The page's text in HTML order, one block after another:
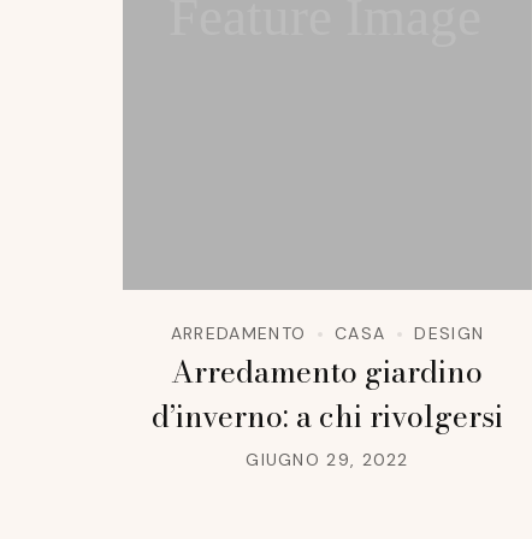
ARREDAMENTO CASA DESIGN
Arredamento giardino
d’inverno: a chi rivolgersi
GIUGNO 29, 2022